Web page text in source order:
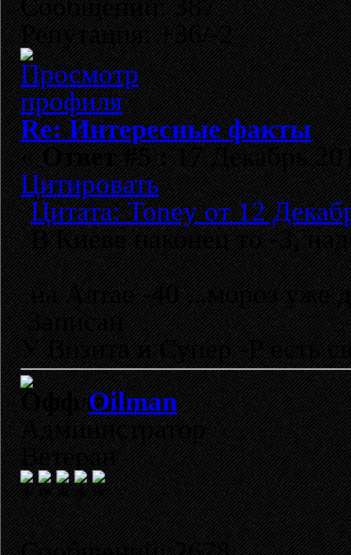
Сообщений: 387
Репутация: +36/-2
Re: Интересные факты
«Ответ #5 :17 Декабрь
Цитировать
Цитата: Toney от 12
В Киеве наконец то -3,
на Алтае -40 ...мороз уже
Записан
У Визита и Супер -Р есть
Oilman
Администратор
Ветеран